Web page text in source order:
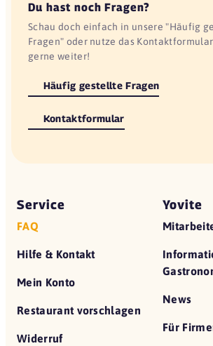
Du hast noch Fragen?
Schau doch einfach in unsere "Häufig
Fragen" oder nutze das
gerne weiter!
Häufig gestellte Fragen
Kontaktformular
Service
FAQ
Hilfe & Kontakt
Mein Konto
Restaurant vorschlagen
Widerruf
Yovite
News
Für